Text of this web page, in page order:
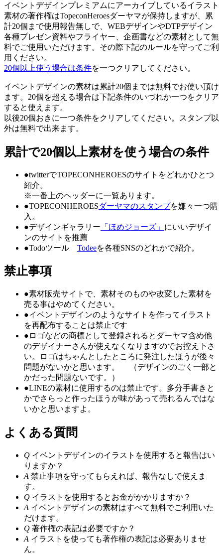
イベントデザインプレミアムにアーカイブしているイラスト
素材の著作権はTopeconHeroesダーヤマが保持しますが、累
計20個まで使用報告無しで、WEBデザインやDTPデザイン
各種プレゼン資料やフライヤー、企画書などの素材として無
料でご使用いただけます。その際下記のルールを守ってご利
用ください。
20個以上使う場合は条件を一つクリアしてください。
イベントデザインの素材は累計20個までは無料でお使い頂け
ます。20個を超える場合は下記条件のいづれか一つをクリア
すると使えます。
以後20個おきに一つ条件をクリアしてください。スタンプ以
外は無料で出来ます。
累計で20個以上素材を使う場合の条件
●twitterでTOPECONHEROESのサイトをどれかひとつ
紹介。
※一番上のヘッダーに一覧あります。
●TOPECONHEROESダーヤマのスタンプを嫌々一つ購
入。
●デザインギャラリー 「ほめジョーズ」 にいいデザイ
ンのサイトを推薦
●Todoツール Todeeを各種SNSのどれかで紹介。
禁止事項
●素材販売サイトで、素材そのものや改変した素材を
売る事はやめてください。
●イベントデザインのようなサイトを作ってイラスト
を再配布することは禁止です
● ロゴなどの商標として登録されるとダーヤマ含め他
のデザイナーさんが使えなくなりますのでお控え下さ
い。ロゴはちゃんとしたところに発注したほうが後々
問題がないかと思います。 （デザインのごく一部と
かだった問題ないです。）
●LINEの素材に使用するのは禁止です。多分手書きと
かでさらっと作ったほうが味があって売れるんではな
いかと思いますよ。
よくある質問
Q イベントデザインのイラストを使用すると報告はい
りますか？
A 禁止事項を守ってもらえれば、報告なしで使えま
す。
Q イラストを使用するとお金がかかりますか？
A イベントデザインの素材はすべて無料でご利用いた
だけます。
Q 著作権の表記は必要ですか？
A イラストを使っても著作権の表記は必要ありませ
ん。